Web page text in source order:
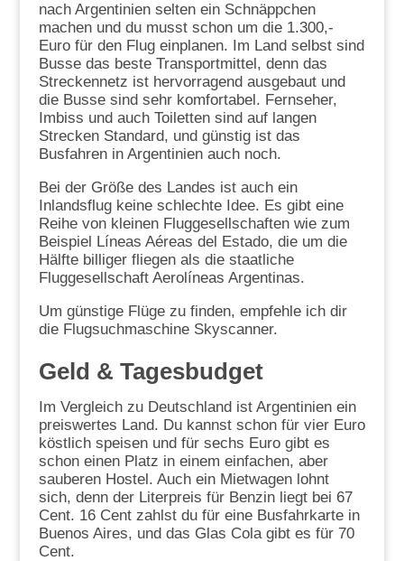
nach Argentinien selten ein Schnäppchen
machen und du musst schon um die 1.300,-
Euro für den Flug einplanen. Im Land selbst sind
Busse das beste Transportmittel, denn das
Streckennetz ist hervorragend ausgebaut und
die Busse sind sehr komfortabel. Fernseher,
Imbiss und auch Toiletten sind auf langen
Strecken Standard, und günstig ist das
Busfahren in Argentinien auch noch.
Bei der Größe des Landes ist auch ein
Inlandsflug keine schlechte Idee. Es gibt eine
Reihe von kleinen Fluggesellschaften wie zum
Beispiel Líneas Aéreas del Estado, die um die
Hälfte billiger fliegen als die staatliche
Fluggesellschaft Aerolíneas Argentinas.
Um günstige Flüge zu finden, empfehle ich dir
die Flugsuchmaschine Skyscanner.
Geld & Tagesbudget
Im Vergleich zu Deutschland ist Argentinien ein
preiswertes Land. Du kannst schon für vier Euro
köstlich speisen und für sechs Euro gibt es
schon einen Platz in einem einfachen, aber
sauberen Hostel. Auch ein Mietwagen lohnt
sich, denn der Literpreis für Benzin liegt bei 67
Cent. 16 Cent zahlst du für eine Busfahrkarte in
Buenos Aires, und das Glas Cola gibt es für 70
Cent.